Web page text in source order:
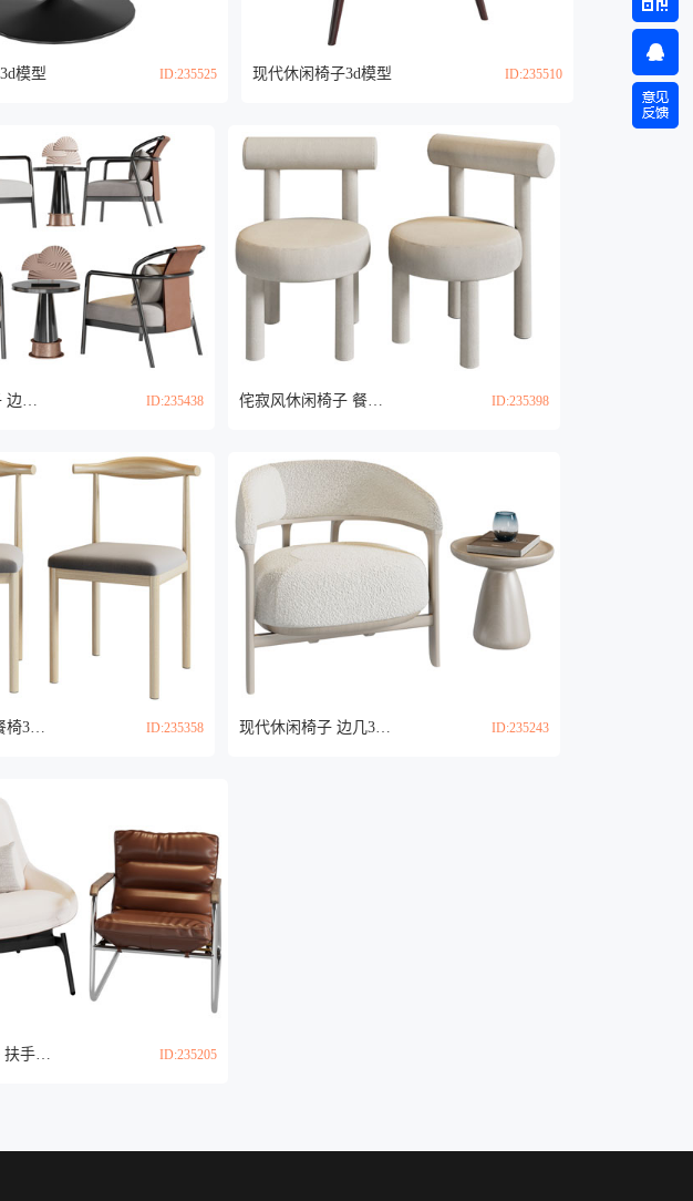
模型 ID:235525 现代休闲椅子3d模型 ID:235510
新中式休闲椅子 边几3d模型 ID:235438 侘寂风休闲椅子 餐椅3d模型 ID:235398
现代休闲椅子 餐椅3d模型 ID:235358 现代休闲椅子 边几3d模型 ID:235243
现代休闲椅子 扶手椅子3d模型 ID:235205